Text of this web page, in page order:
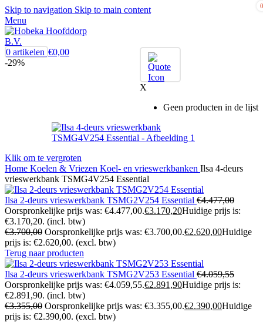
Skip to navigation Skip to main content
Menu
0
X
Geen producten in de lijst
0 artikelen €0,00
-29%
Klik om te vergroten
Home Koelen & Vriezen Koel- en vrieswerkbanken Ilsa 4-deurs
vrieswerkbank TSMG4V254 Essential
Ilsa 2-deurs vrieswerkbank TSMG2V254 Essential €4.477,00
Oorspronkelijke prijs was: €4.477,00.€3.170,20Huidige prijs is:
€3.170,20. (incl. btw)
€3.700,00 Oorspronkelijke prijs was: €3.700,00.€2.620,00Huidige
prijs is: €2.620,00. (excl. btw)
Terug naar producten
Ilsa 2-deurs vrieswerkbank TSMG2V253 Essential €4.059,55
Oorspronkelijke prijs was: €4.059,55.€2.891,90Huidige prijs is:
€2.891,90. (incl. btw)
€3.355,00 Oorspronkelijke prijs was: €3.355,00.€2.390,00Huidige
prijs is: €2.390,00. (excl. btw)